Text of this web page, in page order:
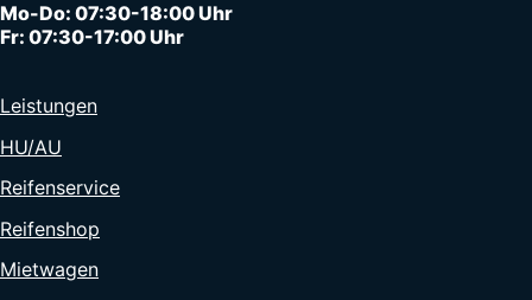
Mo-Do: 07:30-18:00 Uhr
Fr: 07:30-17:00 Uhr
Leistungen
HU/AU
Reifenservice
Reifenshop
Mietwagen